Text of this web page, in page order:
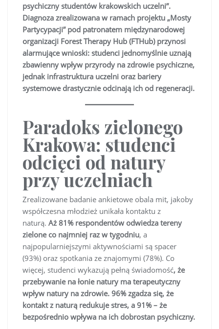
psychiczny studentów krakowskich uczelni”.
Diagnoza zrealizowana w ramach projektu „Mosty
Partycypacji” pod patronatem międzynarodowej
organizacji Forest Therapy Hub (FTHub) przynosi
alarmujące wnioski: studenci jednomyślnie uznają
zbawienny wpływ przyrody na zdrowie psychiczne,
jednak infrastruktura uczelni oraz bariery
systemowe drastycznie odcinają ich od regeneracji.
Paradoks zielonego
Krakowa: studenci
odcięci od natury
przy uczelniach
Zrealizowane badanie ankietowe obala mit, jakoby
współczesna młodzież unikała kontaktu z
naturą. Aż 81% respondentów odwiedza tereny
zielone co najmniej raz w tygodniu, a
najpopularniejszymi aktywnościami są spacer
(93%) oraz spotkania ze znajomymi (78%). Co
więcej, studenci wykazują pełną świadomość, że
przebywanie na łonie natury ma terapeutyczny
wpływ natury na zdrowie. 96% zgadza się, że
kontakt z naturą redukuje stres, a 91% – że
bezpośrednio wpływa na ich dobrostan psychiczny.